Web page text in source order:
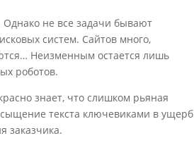
не все задачи бывают
систем. Сайтов много,
Неизменным остается лишь
роботов.
знает, что слишком рьяная
текста ключевиками в ущерб
заказчика.